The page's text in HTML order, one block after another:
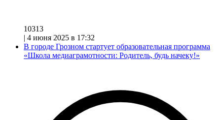
10313
| 4 июня 2025 в 17:32
В городе Грозном стартует образовательная программа
«Школа медиаграмотности: Родитель, будь начеку!»